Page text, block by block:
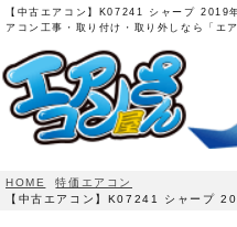
【中古エアコン】K07241 シャープ 2019
アコン工事・取り付け・取り外しなら「エ
HOME
特価エアコン
【中古エアコン】K07241 シャープ